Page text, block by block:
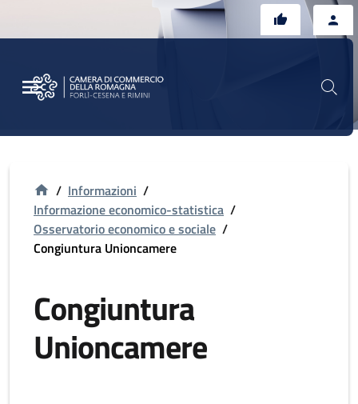
/ Informazioni /
Informazione economico-statistica /
Osservatorio economico e sociale /
Congiuntura Unioncamere
Congiuntura
Unioncamere